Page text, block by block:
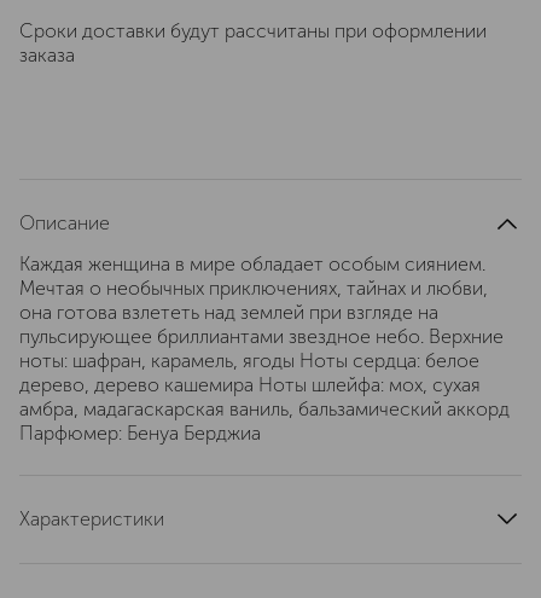
Сроки доставки будут рассчитаны при оформлении
заказа
Описание
Каждая женщина в мире обладает особым сиянием.
Мечтая о необычных приключениях, тайнах и любви,
она готова взлететь над землей при взгляде на
пульсирующее бриллиантами звездное небо. Верхние
ноты: шафран, карамель, ягоды Ноты сердца: белое
дерево, дерево кашемира Ноты шлейфа: мох, сухая
амбра, мадагаскарская ваниль, бальзамический аккорд
Парфюмер: Бенуа Берджиа
Характеристики